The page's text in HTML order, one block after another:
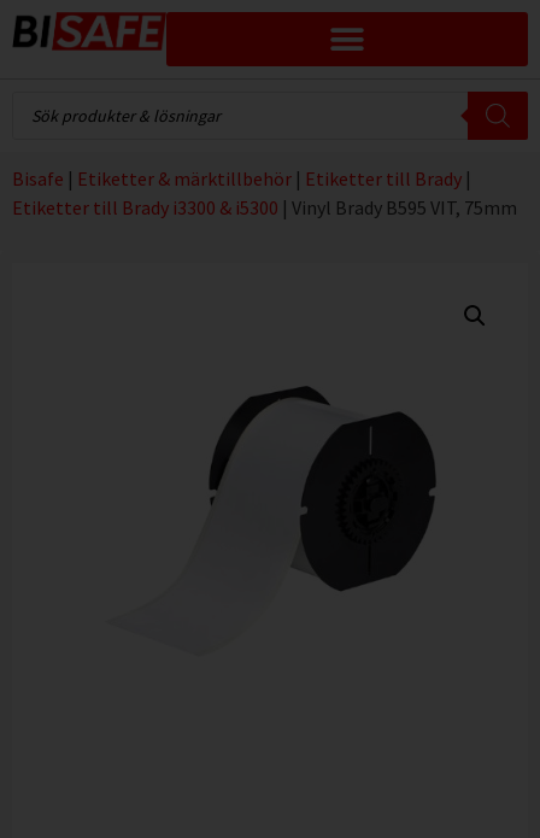
Bisafe | Etiketter & märktillbehör | Etiketter till Brady |
Etiketter till Brady i3300 & i5300 | Vinyl Brady B595 VIT, 75mm